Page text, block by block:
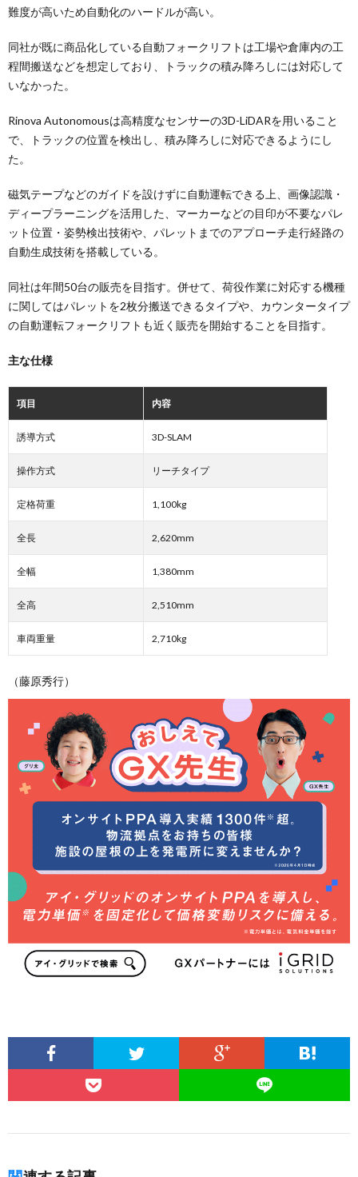
難度が高いため自動化のハードルが高い。
同社が既に商品化している自動フォークリフトは工場や倉庫内の工
程間搬送などを想定しており、トラックの積み降ろしには対応して
いなかった。
Rinova Autonomousは高精度なセンサーの3D-LiDARを用いること
で、トラックの位置を検出し、積み降ろしに対応できるようにし
た。
磁気テープなどのガイドを設けずに自動運転できる上、画像認識・
ディープラーニングを活用した、マーカーなどの目印が不要なパレ
ット位置・姿勢検出技術や、パレットまでのアプローチ走行経路の
自動生成技術を搭載している。
同社は年間50台の販売を目指す。併せて、荷役作業に対応する機種
に関してはパレットを2枚分搬送できるタイプや、カウンタータイプ
の自動運転フォークリフトも近く販売を開始することを目指す。
主な仕様
項目 内容
誘導方式 3D-SLAM
操作方式 リーチタイプ
定格荷重 1,100kg
全長 2,620mm
全幅 1,380mm
全高 2,510mm
車両重量 2,710kg
（藤原秀行）